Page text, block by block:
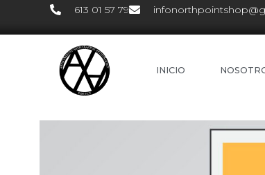
613 01 57 79
INICIO